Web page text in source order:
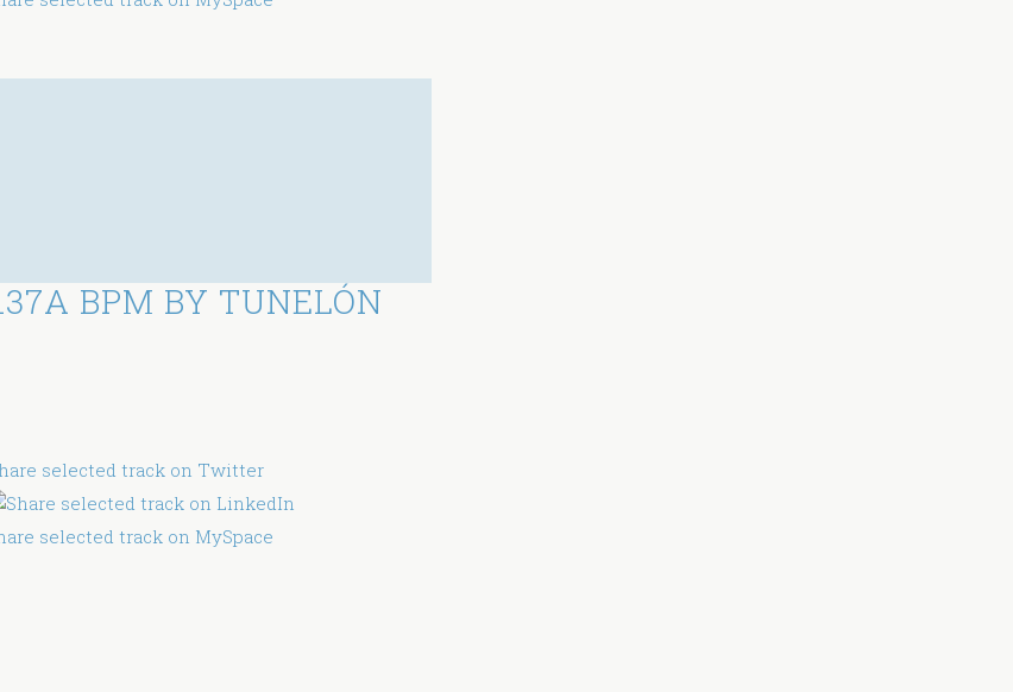
BPM BY TUNELÓN